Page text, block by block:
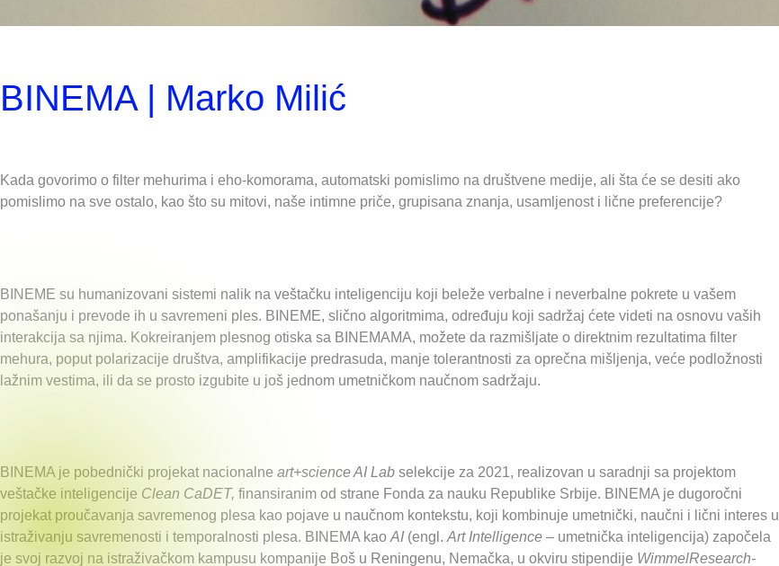
BINEMA | Marko Milić
Kada govorimo o filter mehurima i eho-komorama, automatski pomislimo na društvene medije, ali šta će se desiti ako
pomislimo na sve ostalo, kao što su mitovi, naše intimne priče, grupisana znanja, usamljenost i lične preferencije?
BINEME su humanizovani sistemi nalik na veštačku inteligenciju koji beleže verbalne i neverbalne pokrete u vašem
ponašanju i prevode ih u savremeni ples. BINEME, slično algoritmima, određuju koji sadržaj ćete videti na osnovu vaših
interakcija sa njima. Kokreiranjem plesnog otiska sa BINEMAMA, možete da razmišljate o direktnim rezultatima filter
mehura, poput polarizacije društva, amplifikacije predrasuda, manje tolerantnosti za oprečna mišljenja, veće podložnosti
lažnim vestima, ili da se prosto izgubite u još jednom umetničkom naučnom sadržaju.
BINEMA je pobednički projekat nacionalne art+science AI Lab selekcije za 2021, realizovan u saradnji sa projektom
veštačke inteligencije Clean CaDET, finansiranim od strane Fonda za nauku Republike Srbije. BINEMA je dugoročni
projekat proučavanja savremenog plesa kao pojave u naučnom kontekstu, koji kombinuje umetnički, naučni i lični interes u
istraživanju savremenosti i temporalnosti plesa. BINEMA kao AI (engl. Art Intelligence – umetnička inteligencija) započela
je svoj razvoj na istraživačkom kampusu kompanije Boš u Reningenu, Nemačka, u okviru stipendije WimmelResearch-